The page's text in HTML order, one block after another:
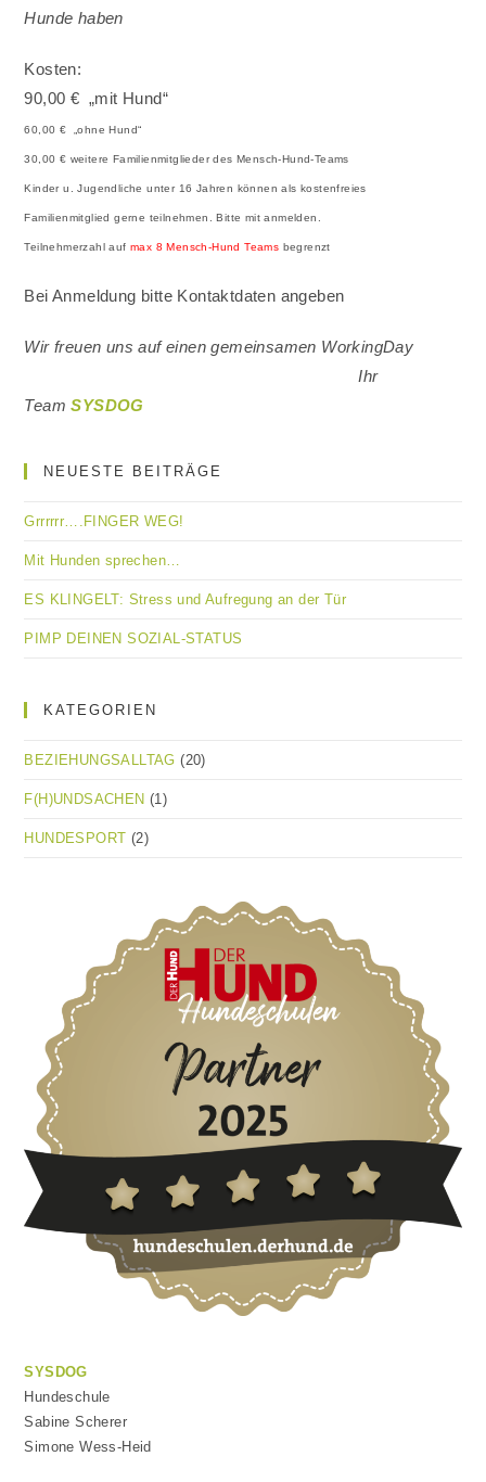
Hunde haben
Kosten:
90,00 € „mit Hund“
60,00 € „ohne Hund“
30,00 € weitere Familienmitglieder des Mensch-Hund-Teams
Kinder u. Jugendliche unter 16 Jahren können als kostenfreies
Familienmitglied gerne teilnehmen. Bitte mit anmelden.
Teilnehmerzahl aufmax 8 Mensch-Hund Teams begrenzt
Bei Anmeldung bitte Kontaktdaten angeben
Wir freuen uns auf einen gemeinsamen WorkingDay
Ihr
TeamSYSDOG
NEUESTE BEITRÄGE
Grrrrrr….FINGER WEG!
Mit Hunden sprechen…
ES KLINGELT: Stress und Aufregung an der Tür
PIMP DEINEN SOZIAL-STATUS
KATEGORIEN
BEZIEHUNGSALLTAG (20)
F(H)UNDSACHEN (1)
HUNDESPORT (2)
SYSDOG
Hundeschule
Sabine Scherer
Simone Wess-Heid